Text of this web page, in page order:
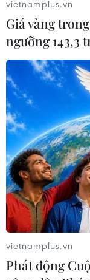
Thị
lớn nhờ việc
17/07/2025 08:02
Theo một số chủ
quan tâm nhiều
20 triệu đồng -
xe xăng sang xe
vietnamplus.vn
Giá vàng
ngưỡng 143,3
vietnamplus.vn
Phát động